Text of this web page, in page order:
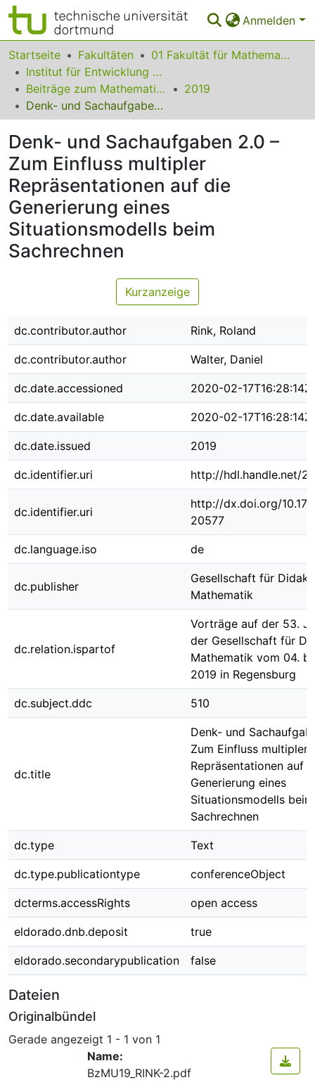
Anmelden
Bereiche & Sammlungen
Das gesamte Repositorium
Statistiken
FAQ
Leitlinien
Zurück zur Startseite
Startseite Fakultäten
01 Fakultät für Mathematik
Institut für Entwicklung und Erforschung des Mathematikunterrichts
Beiträge zum Mathematikunterricht
2019
Denk- und Sachaufgaben 2.0 – Zum Einfluss multipler Repräsentationen auf die Generierung eines Situationsmodells beim Sachrechnen
Denk- und Sachaufgaben 2.0 –
Zum Einfluss multipler
Repräsentationen auf die
Generierung eines
Situationsmodells beim
Sachrechnen
Kurzanzeige
dc.contributor.author Rink, Roland
dc.contributor.author Walter, Daniel
dc.date.accessioned 2020-02-17T16:28:14Z
dc.date.available 2020-02-17T16:28:14Z
dc.date.issued 2019
dc.identifier.uri http://hdl.handle.net/
dc.identifier.uri
http://dx.doi.org/
20577
dc.language.iso de
dc.publisher
Gesellschaft für
Mathematik
dc.relation.ispartof
Vorträge auf der 53.
der Gesellschaft für
Mathematik vom 04.
2019 in Regensburg
dc.subject.ddc 510
dc.title
Denk- und
Zum Einfluss multipler
Repräsentationen auf
Generierung eines
Situationsmodells beim
Sachrechnen
dc.type Text
dc.type.publicationtype conferenceObject
dcterms.accessRights open access
eldorado.dnb.deposit true
eldorado.secondarypublication false
Dateien
Originalbündel
Gerade angezeigt 1 - 1 von 1
Name:
BzMU19_RINK-2.pdf